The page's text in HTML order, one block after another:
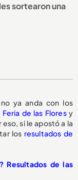
sortearon una
ya anda con los
Feria de las Floresy
eso, si le apostó a la
los resultados de
Resultados de las